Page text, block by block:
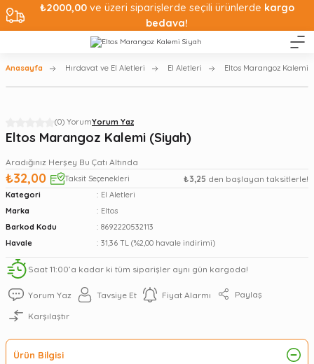
₺2000,00ve üzeri siparişlerde seçili ürünlerde kargo
bedava!
Anasayfa Hırdavat ve El Aletleri El Aletleri Eltos Marangoz Kalemi
(0) YorumYorum Yaz
Eltos Marangoz Kalemi (Siyah)
Aradığınız Herşey Bu Çatı Altında
₺32,00 Taksit Seçenekleri ₺3,25 den başlayan taksitlerle!
Kategori
El Aletleri
Marka
Eltos
Barkod Kodu
8692220532113
Havale
31,36 TL (%2,00 havale indirimi)
Saat 11:00’a kadar ki tüm siparişler aynı gün kargoda!
Yorum Yaz Tavsiye Et Fiyat Alarmı Paylaş
Karşılaştır
Ürün Bilgisi